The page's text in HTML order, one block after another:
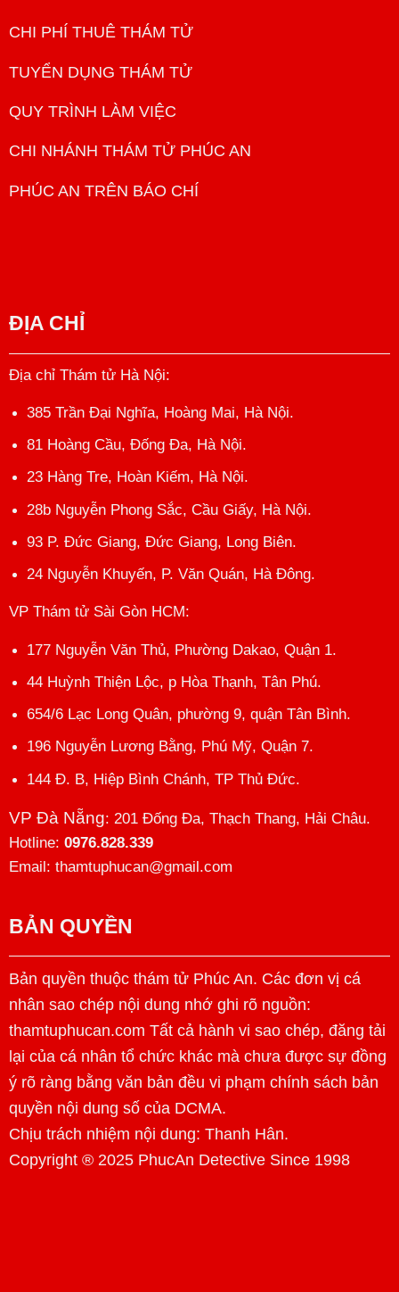
CHI PHÍ THUÊ THÁM TỬ
TUYỂN DỤNG THÁM TỬ
QUY TRÌNH LÀM VIỆC
CHI NHÁNH THÁM TỬ PHÚC AN
PHÚC AN TRÊN BÁO CHÍ
ĐỊA CHỈ
Địa chỉ Thám tử Hà Nội:
385 Trần Đại Nghĩa, Hoàng Mai, Hà Nội.
81 Hoàng Cầu, Đống Đa, Hà Nội.
23 Hàng Tre, Hoàn Kiếm, Hà Nội.
28b Nguyễn Phong Sắc, Cầu Giấy, Hà Nội.
93 P. Đức Giang, Đức Giang, Long Biên.
24 Nguyễn Khuyến, P. Văn Quán, Hà Đông.
VP Thám tử Sài Gòn HCM:
177 Nguyễn Văn Thủ, Phường Dakao, Quận 1.
44 Huỳnh Thiện Lộc, p Hòa Thạnh, Tân Phú.
654/6 Lạc Long Quân, phường 9, quận Tân Bình.
196 Nguyễn Lương Bằng, Phú Mỹ, Quận 7.
144 Đ. B, Hiệp Bình Chánh, TP Thủ Đức.
VP Đà Nẵng: 201 Đống Đa, Thạch Thang, Hải Châu.
Hotline: 0976.828.339
Email: thamtuphucan@gmail.com
BẢN QUYỀN
Bản quyền thuộc thám tử Phúc An. Các đơn vị cá
nhân sao chép nội dung nhớ ghi rõ nguồn:
thamtuphucan.com Tất cả hành vi sao chép, đăng tải
lại của cá nhân tổ chức khác mà chưa được sự đồng
ý rõ ràng bằng văn bản đều vi phạm chính sách bản
quyền nội dung số của DCMA.
Chịu trách nhiệm nội dung: Thanh Hân.
Copyright ® 2025 PhucAn Detective Since 1998